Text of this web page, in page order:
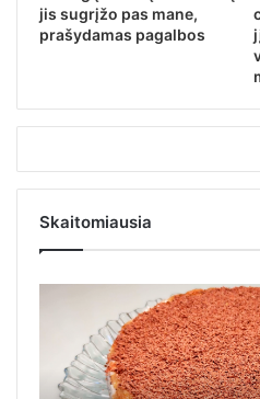
jis sugrįžo pas mane,
prašydamas pagalbos
Skaitomiausia